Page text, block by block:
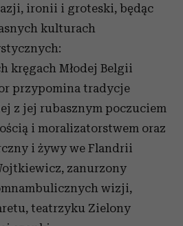
ironii i groteski, będąc
kulturach
kręgach Młodej Belgii
przypomina tradycje
z jej rubasznym poczuciem
i moralizatorstwem oraz
i żywy we Flandrii
zanurzony
wizji,
teatrzyku Zielony